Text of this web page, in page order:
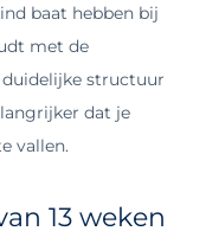
baat hebben bij
met de
structuur
dat je
vallen.
13 weken